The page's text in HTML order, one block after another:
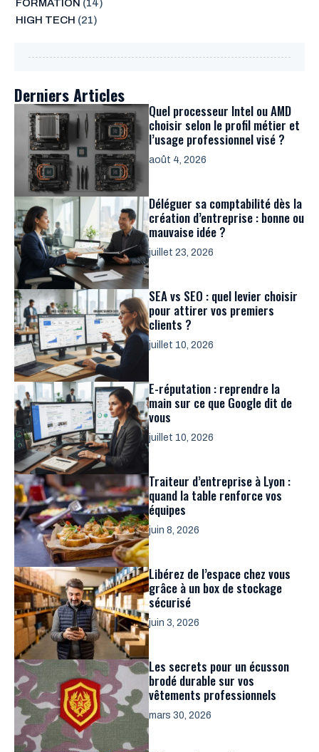
FORMATION (14)
HIGH TECH (21)
Derniers Articles
Quel processeur Intel ou AMD
choisir selon le profil métier et
l’usage professionnel visé ?
août 4, 2026
Déléguer sa comptabilité dès la
création d’entreprise : bonne ou
mauvaise idée ?
juillet 23, 2026
SEA vs SEO : quel levier choisir
pour attirer vos premiers
clients ?
juillet 10, 2026
E-réputation : reprendre la
main sur ce que Google dit de
vous
juillet 10, 2026
Traiteur d’entreprise à Lyon :
quand la table renforce vos
équipes
juin 8, 2026
Libérez de l’espace chez vous
grâce à un box de stockage
sécurisé
juin 3, 2026
Les secrets pour un écusson
brodé durable sur vos
vêtements professionnels
mars 30, 2026